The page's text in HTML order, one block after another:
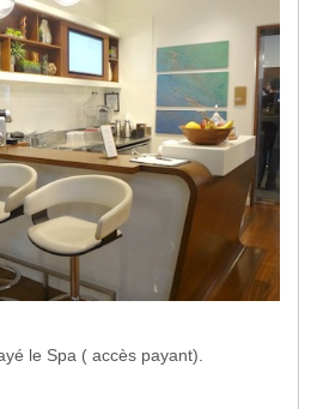
le Spa ( accès payant).